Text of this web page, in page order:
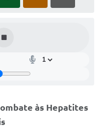
às Hepatites